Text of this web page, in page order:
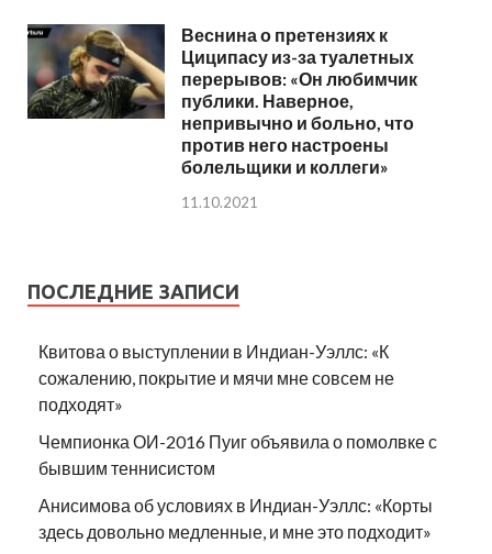
Веснина о претензиях к
Циципасу из-за туалетных
перерывов: «Он любимчик
публики. Наверное,
непривычно и больно, что
против него настроены
болельщики и коллеги»
11.10.2021
ПОСЛЕДНИЕ ЗАПИСИ
Квитова о выступлении в Индиан-Уэллс: «К
сожалению, покрытие и мячи мне совсем не
подходят»
Чемпионка ОИ-2016 Пуиг объявила о помолвке с
бывшим теннисистом
Анисимова об условиях в Индиан-Уэллс: «Корты
здесь довольно медленные, и мне это подходит»